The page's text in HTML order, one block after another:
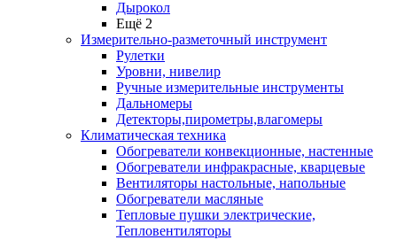
Дырокол
Ещё 2
Измерительно-разметочный инструмент
Рулетки
Уровни, нивелир
Ручные измерительные инструменты
Дальномеры
Детекторы,пирометры,влагомеры
Климатическая техника
Обогреватели конвекционные, настенные
Обогреватели инфракрасные, кварцевые
Вентиляторы настольные, напольные
Обогреватели масляные
Тепловые пушки электрические,
Тепловентиляторы